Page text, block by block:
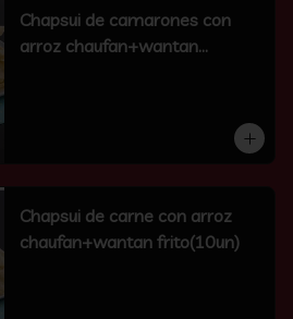
Chapsui de camarones con
arroz chaufan+wantan
Chapsui de carne con arroz
chaufan+wantan frito(10un)